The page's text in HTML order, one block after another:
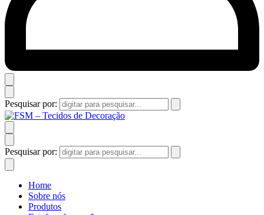
Pesquisar por:
Pesquisar por:
Home
Sobre nós
Produtos